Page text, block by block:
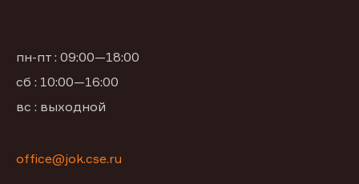
пн-пт : 09:00—18:00
сб : 10:00—16:00
вс : выходной
office@jok.cse.ru